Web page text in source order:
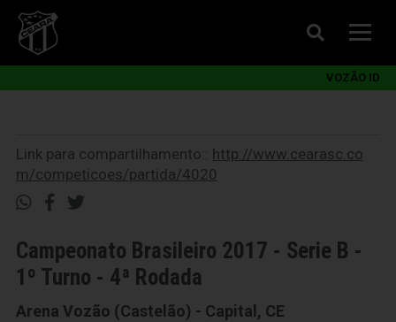
VOZÃO ID
Link para compartilhamento:: http://www.cearasc.co
m/competicoes/partida/4020
Campeonato Brasileiro 2017 - Serie B -
1º Turno - 4ª Rodada
Arena Vozão (Castelão) - Capital, CE